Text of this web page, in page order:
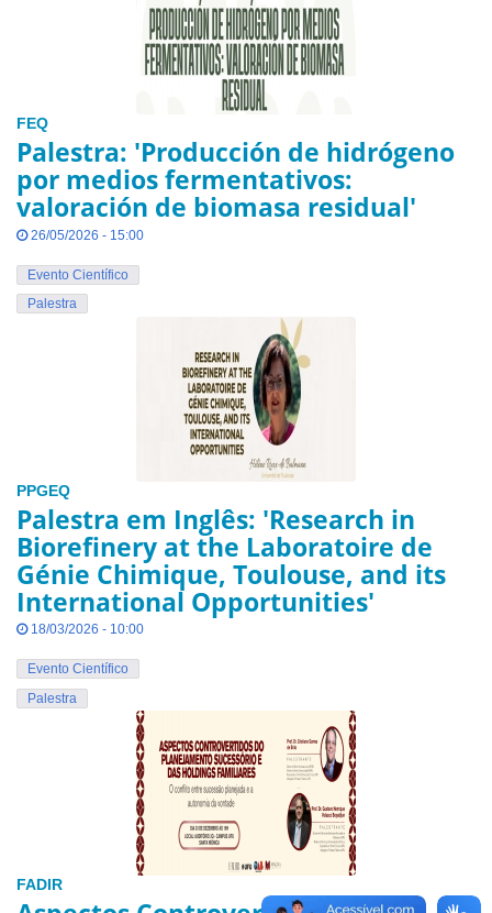
FEQ
Palestra: 'Producción de hidrógeno
por medios fermentativos:
valoración de biomasa residual'
26/05/2026 - 15:00
Evento Científico
Palestra
PPGEQ
Palestra em Inglês: 'Research in
Biorefinery at the Laboratoire de
Génie Chimique, Toulouse, and its
International Opportunities'
18/03/2026 - 10:00
Evento Científico
Palestra
FADIR